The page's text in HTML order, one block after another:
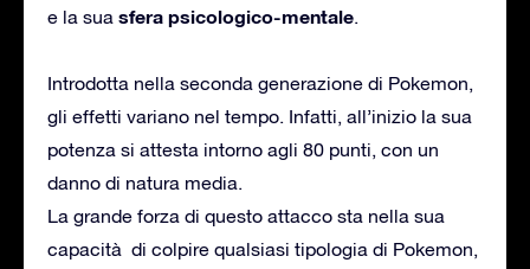
e la sua sfera psicologico-mentale.
Introdotta nella seconda generazione di Pokemon,
gli effetti variano nel tempo. Infatti, all’inizio la sua
potenza si attesta intorno agli 80 punti, con un
danno di natura media.
La grande forza di questo attacco sta nella sua
capacità di colpire qualsiasi tipologia di Pokemon,